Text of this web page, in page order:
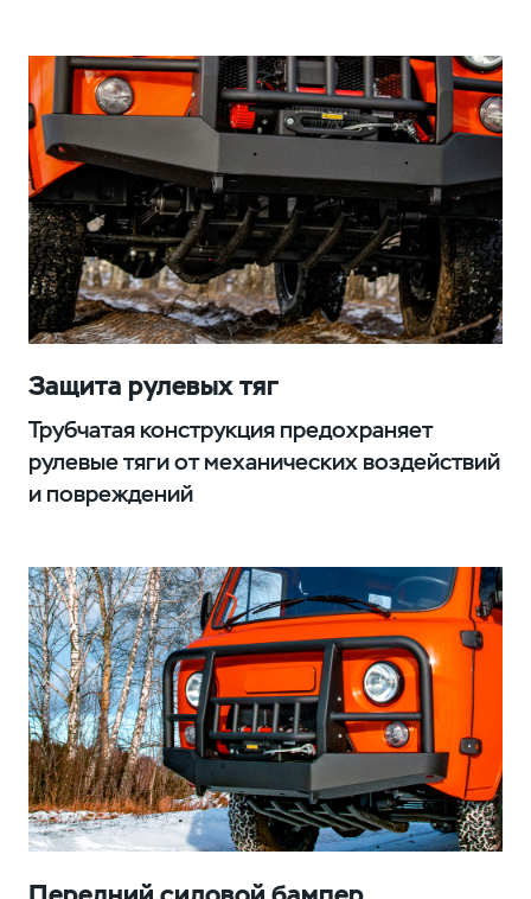
Защита рулевых тяг
Трубчатая конструкция предохраняет
рулевые тяги от механических воздействий
и повреждений